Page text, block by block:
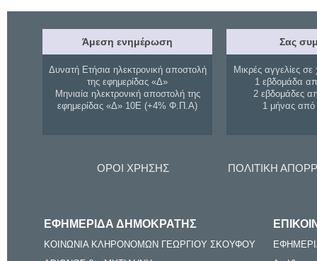
Άμεση ενημέρωση
Δυνατή Ετήσια ηλεκτρονική αποστολή
της εφημερίδας «Δ»
Μηνιαία ηλεκτρονική αποστολή της
εφημερίδας «Δ» 10Ε (+4% Φ.Π.Α)
Σας
Μικρές αγγελίες σε
1 εβδομάδα
2 εβδομάδες
1 μήνας
ΟΡΟΙ ΧΡΗΣΗΣ ΠΟΛΙΤΙΚΗ
ΕΦΗΜΕΡΙΔΑ ΔΗΜΟΚΡΑΤΗΣ
ΚΟΙΝΩΝΙΑ ΚΛΗΡΟΝΟΜΩΝ ΓΕΩΡΓΙΟΥ ΣΚΟΥΦΟΥ